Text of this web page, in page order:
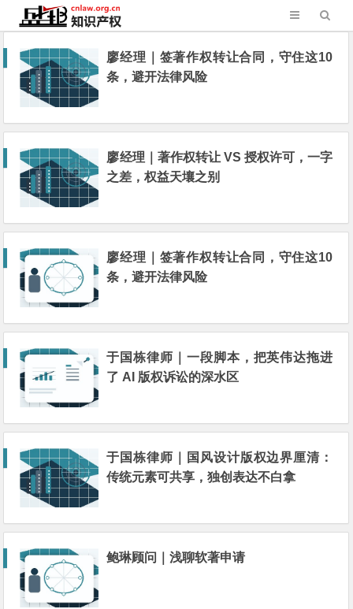
廖经理｜签著作权转让合同，守住这10
条，避开法律风险
廖经理｜著作权转让 VS 授权许可，一字
之差，权益天壤之别
廖经理｜签著作权转让合同，守住这10
条，避开法律风险
于国栋律师｜一段脚本，把英伟达拖进
了 AI 版权诉讼的深水区
于国栋律师｜国风设计版权边界厘清：
传统元素可共享，独创表达不白拿
鲍琳顾问｜浅聊软著申请